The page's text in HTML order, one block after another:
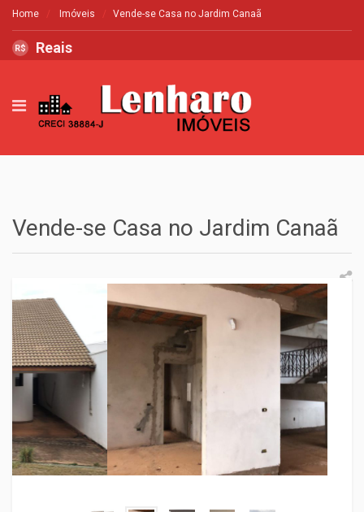
Home Imóveis Vende-se Casa no Jardim Canaã
R$ Reais
Vende-se Casa no Jardim Canaã